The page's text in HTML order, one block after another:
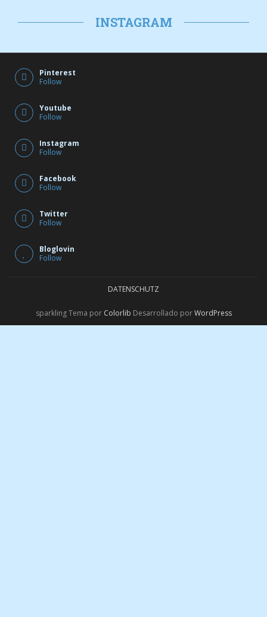
INSTAGRAM
Pinterest
Follow
Youtube
Follow
Instagram
Follow
Facebook
Follow
Twitter
Follow
Bloglovin
Follow
DATENSCHUTZ
sparkling Tema por Colorlib Desarrollado porWordPress